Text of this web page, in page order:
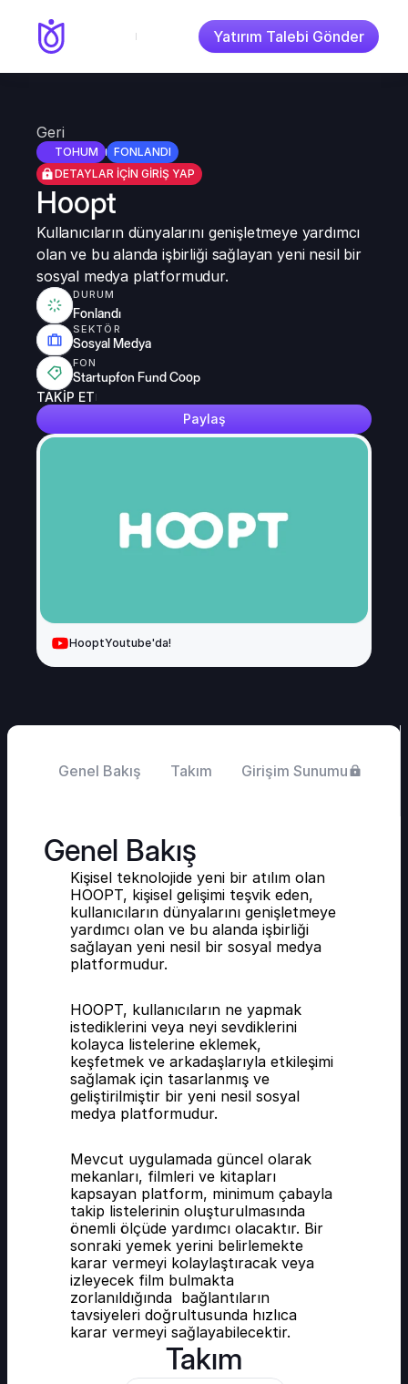
Yatırım Talebi Gönder
Geri
TOHUM
FONLANDI
DETAYLAR İÇİN GİRİŞ YAP
Hoopt
Kullanıcıların dünyalarını genişletmeye yardımcı
olan ve bu alanda işbirliği sağlayan yeni nesil bir
sosyal medya platformudur.
DURUM
Fonlandı
SEKTÖR
Sosyal Medya
FON
Startupfon Fund Coop
TAKİP ET
Paylaş
HooptYoutube'da!
Genel Bakış Takım Girişim Sunumu
Genel Bakış
Kişisel teknolojide yeni bir atılım olan
HOOPT, kişisel gelişimi teşvik eden,
kullanıcıların dünyalarını genişletmeye
yardımcı olan ve bu alanda işbirliği
sağlayan yeni nesil bir sosyal medya
platformudur.
HOOPT, kullanıcıların ne yapmak
istediklerini veya neyi sevdiklerini
kolayca listelerine eklemek,
keşfetmek ve arkadaşlarıyla etkileşimi
sağlamak için tasarlanmış ve
geliştirilmiştir bir yeni nesil sosyal
medya platformudur.
Mevcut uygulamada güncel olarak
mekanları, filmleri ve kitapları
kapsayan platform, minimum çabayla
takip listelerinin oluşturulmasında
önemli ölçüde yardımcı olacaktır. Bir
sonraki yemek yerini belirlemekte
karar vermeyi kolaylaştıracak veya
izleyecek film bulmakta
zorlanıldığında  bağlantıların
tavsiyeleri doğrultusunda hızlıca
karar vermeyi sağlayabilecektir.
Takım